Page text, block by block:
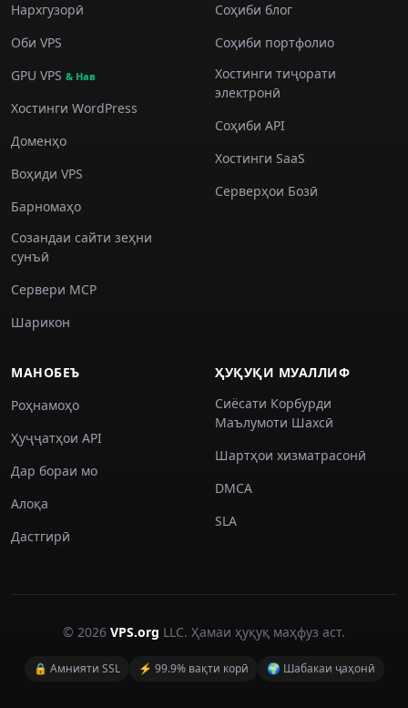
Нархгузорӣ
Оби VPS
GPU VPS & Нав
Хостинги WordPress
Доменҳо
Воҳиди VPS
Барномаҳо
Созандаи сайти зеҳни
сунъӣ
Сервери MCP
Шарикон
Соҳиби блог
Соҳиби портфолио
Хостинги тиҷорати
электронӣ
Соҳиби API
Хостинги SaaS
Серверҳои Бозӣ
МАНОБЕЪ
Роҳнамоҳо
Ҳуҷҷатҳои API
Дар бораи мо
Алоқа
Дастгирӣ
ҲУҚУҚИ МУАЛЛИФ
Сиёсати Корбурди
Маълумоти Шахсӣ
Шартҳои хизматрасонӣ
DMCA
SLA
© 2026 VPS.org LLC. Ҳамаи ҳуқуқ маҳфуз аст.
🔒 Амнияти SSL ⚡ 99.9% вақти корӣ 🌍 Шабакаи ҷаҳонӣ